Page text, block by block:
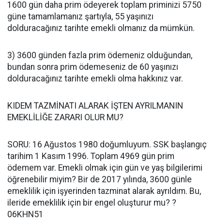
1600 gün daha prim ödeyerek toplam priminizi 5750
güne tamamlamanız şartıyla, 55 yaşınızı
dolduracağınız tarihte emekli olmanız da mümkün.
3) 3600 günden fazla prim ödemeniz olduğundan,
bundan sonra prim ödemeseniz de 60 yaşınızı
dolduracağınız tarihte emekli olma hakkınız var.
KIDEM TAZMİNATI ALARAK İŞTEN AYRILMANIN
EMEKLİLİĞE ZARARI OLUR MU?
SORU: 16 Ağustos 1980 doğumluyum. SSK başlangıç
tarihim 1 Kasım 1996. Toplam 4969 gün prim
ödemem var. Emekli olmak için gün ve yaş bilgilerimi
öğrenebilir miyim? Bir de 2017 yılında, 3600 günle
emeklilik için işyerinden tazminat alarak ayrıldım. Bu,
ileride emeklilik için bir engel oluşturur mu? ?
06KHN51